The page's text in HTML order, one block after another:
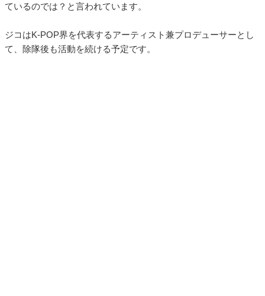
ているのでは？と言われています。
ジコはK-POP界を代表するアーティスト兼プロデューサーとし
て、除隊後も活動を続ける予定です。